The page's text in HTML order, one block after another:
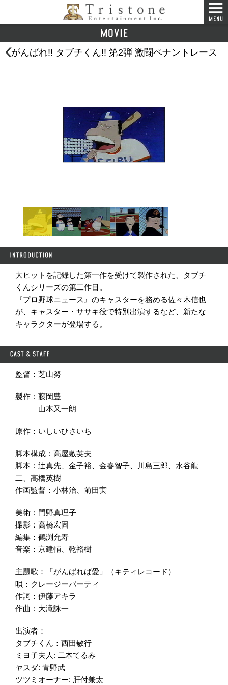
がんばれ!! タブチくん!! 第2弾 激闘ペナントレース
大ヒットを記録した第一作を受けて製作された、タブチ
くんシリーズの第二作目。
『プロ野球ニュース』のキャスターを務める佐々木信也
が、キャスター・ササキ役で特別出演するなど、新たな
キャラクターが登場する。
監督：芝山努
製作：藤岡豊
山本又一朗
原作：いしいひさいち
脚本構成：高屋敷英夫
脚本：辻真先、金子裕、金春智子、川島三郎、水谷龍
二、高橋英樹
作画監督：小林治、前田実
美術：門野真理子
撮影：高橋宏固
編集：鶴渕允寿
音楽：京建輔、乾裕樹
主題歌：「がんばれば愛」（キティレコード）
唄：クレージーパーティ
作詞：伊藤アキラ
作曲：大滝詠一
出演者：
タブチくん：西田敏行
ミヨ子夫人: 二木てるみ
ヤスダ: 青野武
ツツミオーナー: 肝付兼太